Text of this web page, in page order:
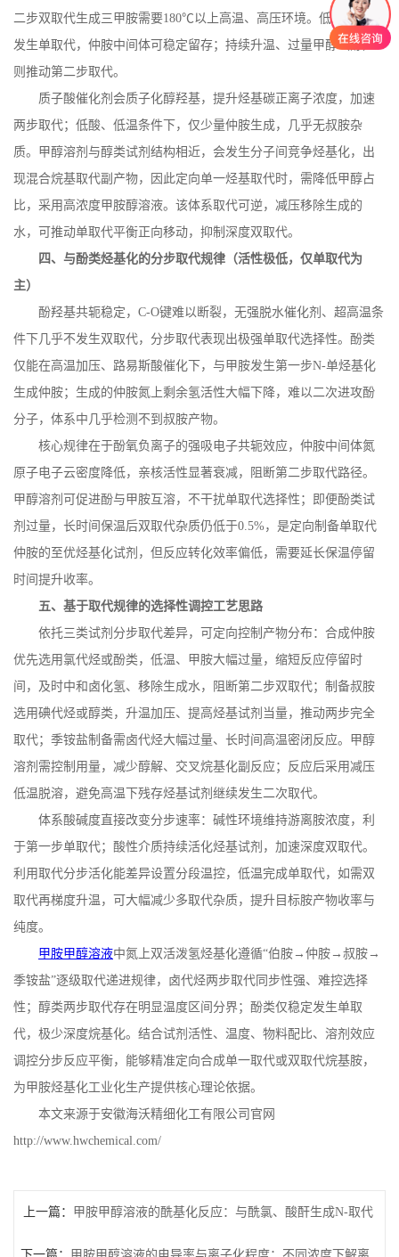
二步双取代生成三甲胺需要180℃以上高温、高压环境。低温区间仅
发生单取代，仲胺中间体可稳定留存；持续升温、过量甲醇（醇）
则推动第二步取代。
质子酸催化剂会质子化醇羟基，提升烃基碳正离子浓度，加速
两步取代；低酸、低温条件下，仅少量仲胺生成，几乎无叔胺杂
质。甲醇溶剂与醇类试剂结构相近，会发生分子间竞争烃基化，出
现混合烷基取代副产物，因此定向单一烃基取代时，需降低甲醇占
比，采用高浓度甲胺醇溶液。该体系取代可逆，减压移除生成的
水，可推动单取代平衡正向移动，抑制深度双取代。
四、与酚类烃基化的分步取代规律（活性极低，仅单取代为
主）
酚羟基共轭稳定， C-O键难以断裂，无强脱水催化剂、超高温条
件下几乎不发生双取代，分步取代表现出极强单取代选择性。酚类
仅能在高温加压、路易斯酸催化下，与甲胺发生第一步N-单烃基化
生成仲胺；生成的仲胺氮上剩余氢活性大幅下降，难以二次进攻酚
分子，体系中几乎检测不到叔胺产物。
核心规律在于酚氧负离子的强吸电子共轭效应，仲胺中间体氮
原子电子云密度降低，亲核活性显著衰减，阻断第二步取代路径。
甲醇溶剂可促进酚与甲胺互溶，不干扰单取代选择性；即便酚类试
剂过量，长时间保温后双取代杂质仍低于0.5%，是定向制备单取代
仲胺的至优烃基化试剂，但反应转化效率偏低，需要延长保温停留
时间提升收率。
五、基于取代规律的选择性调控工艺思路
依托三类试剂分步取代差异，可定向控制产物分布：合成仲胺
优先选用氯代烃或酚类，低温、甲胺大幅过量，缩短反应停留时
间，及时中和卤化氢、移除生成水，阻断第二步双取代；制备叔胺
选用碘代烃或醇类，升温加压、提高烃基试剂当量，推动两步完全
取代；季铵盐制备需卤代烃大幅过量、长时间高温密闭反应。甲醇
溶剂需控制用量，减少醇解、交叉烷基化副反应；反应后采用减压
低温脱溶，避免高温下残存烃基试剂继续发生二次取代。
体系酸碱度直接改变分步速率：碱性环境维持游离胺浓度，利
于第一步单取代；酸性介质持续活化烃基试剂，加速深度双取代。
利用取代分步活化能差异设置分段温控，低温完成单取代，如需双
取代再梯度升温，可大幅减少多取代杂质，提升目标胺产物收率与
纯度。
甲胺甲醇溶液中氮上双活泼氢烃基化遵循“伯胺→仲胺→叔胺→
季铵盐”逐级取代递进规律，卤代烃两步取代同步性强、难控选择
性；醇类两步取代存在明显温度区间分界；酚类仅稳定发生单取
代，极少深度烷基化。结合试剂活性、温度、物料配比、溶剂效应
调控分步反应平衡，能够精准定向合成单一取代或双取代烷基胺，
为甲胺烃基化工业化生产提供核心理论依据。
本文来源于安徽海沃精细化工有限公司官网
http://www.hwchemical.com/
上一篇： 甲胺甲醇溶液的酰基化反应：与酰氯、酸酐生成N-取代